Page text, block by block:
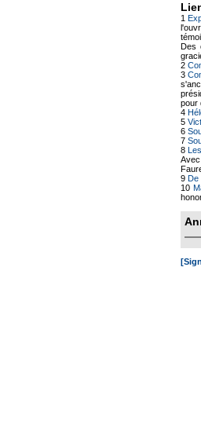
1
Des
2
3
pour
4
5
6
7
8
9 De
10